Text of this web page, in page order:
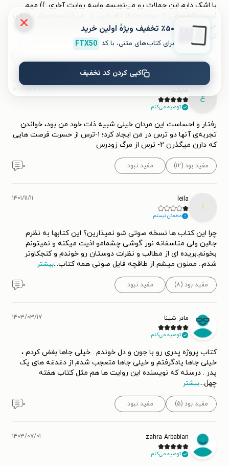
با اشک دارم این جملات رو می‌نویسم واسه روایت آخری :)) مهم
نیست که بعضی از روایت‌ها، از نظر ادبی و... می‌تونست بهتر باشه یا
چی. من خیلی چیزا از این پدرا یاد گرفتم. احساس نزدیک‌تری پیدا
کردم بهشون و به
غ
غم‌گسار
توصیه می‌کنم.
۱۴۰۱/۰۶/۲۸
رفتار و احساست این مردان خیلی شبیه ذات خود من بود، خواندن
تجربه‌ی آنها دو ترس در من ایجاد کرد؛ ۱-ترس از حسرت فرصت هایی
که دارن میگذرن ۲- ترس از مرگ زودرس
مفید بود (۱۲) مفید نبود ۰
l
leila
مطمئن نیستم.
۱۴۰۱/۱۱/۱۱
چرا این کتاب ها نسخه صوتی شو نمیذارین؟ این کتابها به نظرم
جالبن ولی متاسفانه نور گوشی چشمامو اذیت میکنه و نمیتونم
بخونم.بریده ای از مطالب و نظرات دوستان رو خوندم و کنجکاوتر
شدم.. ممنون میشم از طاقچه فایل صوتی همه کتاب...بیشتر
مفید بود (۸) مفید نبود ۰
مادر شینا
توصیه می‌کنم.
۱۴۰۳/۰۳/۱۷
کتاب پروژه پدری رو با جون و دل خوندم . خیلی جاها بغض کردم ،
خیلی جاها یادگرفتم و خیلی جاها متعجب شدم از دغدغه های یک
پدر . درسته که نویسنده این روایت ها هم مثل کتاب هفته
چهل...بیشتر
مفید بود (۵) مفید نبود ۰
zahra Arbabian
توصیه می‌کنم.
۱۴۰۳/۰۷/۰۱
٪۵۰ تخفیف ویژۀ اولین خرید
برای کتاب‌های متنی، با کد FTX50
کپی کردن کد تخفیف